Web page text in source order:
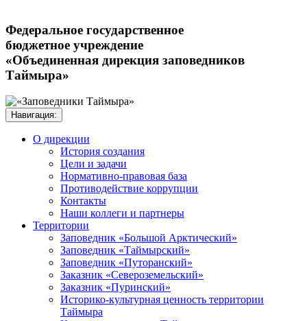
Федеральное государственное
бюджетное учреждение
«Объединенная дирекция заповедников
Таймыра»
Навигация:
О дирекции
История создания
Цели и задачи
Нормативно-правовая база
Противодействие коррупции
Контакты
Наши коллеги и партнеры
Территории
Заповедник «Большой Арктический»
Заповедник «Таймырский»
Заповедник «Путоранский»
Заказник «Североземельский»
Заказник «Пуринский»
Историко-культурная ценность территории
Таймыра